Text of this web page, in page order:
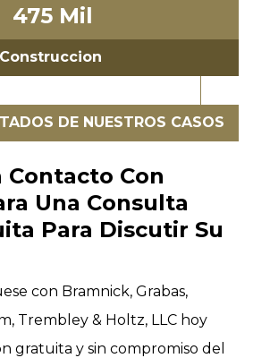
475 Mil
DE NUESTROS CASOS
Contacto Con
Una Consulta
Para Discutir Su
con Bramnick, Grabas,
Trembley & Holtz, LLC hoy
gratuita y sin compromiso del